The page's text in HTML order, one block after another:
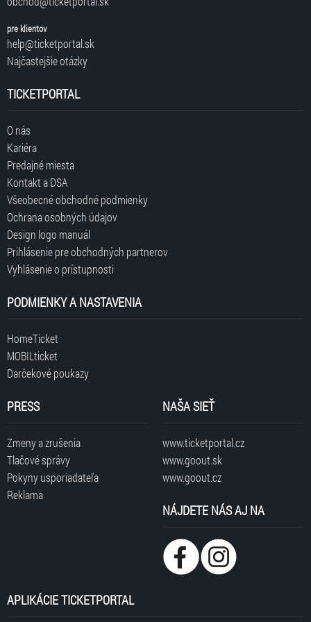
pre klientov
help@ticketportal.sk
Najčastejšie otázky
TICKETPORTAL
O nás
Kariéra
Predajné miesta
Kontakt a DSA
Všeobecné obchodné podmienky
Ochrana osobných údajov
Design logo manuál
Prihlásenie pre obchodných partnerov
Vyhlásenie o prístupnosti
PODMIENKY A NASTAVENIA
HomeTicket
MOBILticket
Darčekové poukazy
PRESS
Zmeny a zrušenia
Tlačové správy
Pokyny usporiadateľa
Reklama
NAŠA SIEŤ
www.ticketportal.cz
www.goout.sk
www.goout.cz
NÁJDETE NÁS AJ NA
APLIKÁCIE TICKETPORTAL